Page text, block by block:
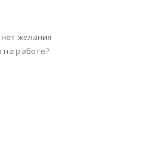
желания
на работе?